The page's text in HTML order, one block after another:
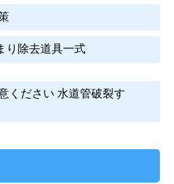
り除去道具一式
ください 水道管破裂す